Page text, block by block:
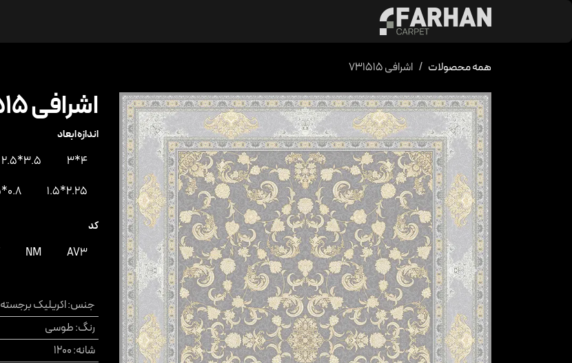
رد شدن به محتوا
همه محصولات اشرافی 731515
اشرافی 731515
اندازه ابعاد
4*3
3.5*2.5
2.25*1.5
0.8*0.5
کد
AV3
NM
جنس:اکریلیک برجسته
رنگ:طوسی
شانه:
1200